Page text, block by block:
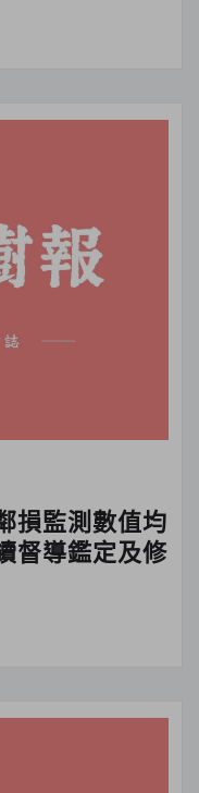
損監測數值均
督導鑑定及修